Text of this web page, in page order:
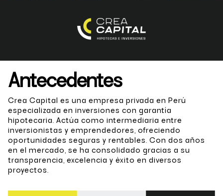
Antecedentes
Crea Capital es una empresa privada en Perú
especializada en inversiones con garantía
hipotecaria. Actúa como intermediaria entre
inversionistas y emprendedores, ofreciendo
oportunidades seguras y rentables. Con dos años
en el mercado, se ha consolidado gracias a su
transparencia, excelencia y éxito en diversos
proyectos.